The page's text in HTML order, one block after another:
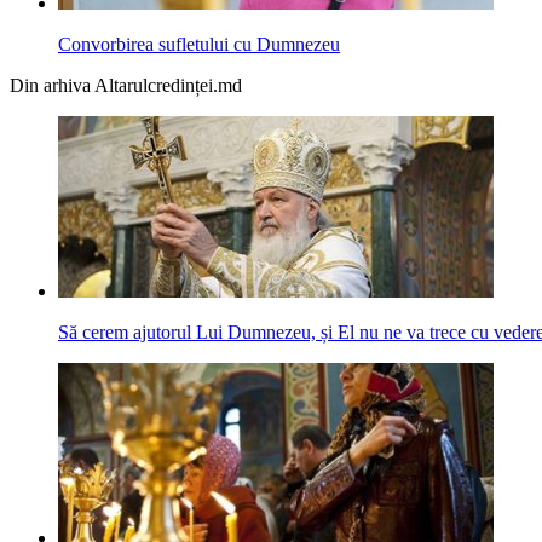
Convorbirea sufletului cu Dumnezeu
Din arhiva Altarulcredinței.md
Să cerem ajutorul Lui Dumnezeu, și El nu ne va trece cu